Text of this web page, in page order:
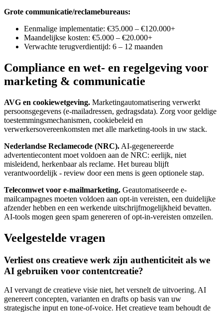
Grote communicatie/reclamebureaus:
Eenmalige implementatie: €35.000 – €120.000+
Maandelijkse kosten: €5.000 – €20.000+
Verwachte terugverdientijd: 6 – 12 maanden
Compliance en wet- en regelgeving voor
marketing & communicatie
AVG en cookiewetgeving. Marketingautomatisering verwerkt
persoonsgegevens (e-mailadressen, gedragsdata). Zorg voor geldige
toestemmingsmechanismen, cookiebeleid en
verwerkersovereenkomsten met alle marketing-tools in uw stack.
Nederlandse Reclamecode (NRC). AI-gegenereerde
advertentiecontent moet voldoen aan de NRC: eerlijk, niet
misleidend, herkenbaar als reclame. Het bureau blijft
verantwoordelijk - review door een mens is geen optionele stap.
Telecomwet voor e-mailmarketing. Geautomatiseerde e-
mailcampagnes moeten voldoen aan opt-in vereisten, een duidelijke
afzender hebben en een werkende uitschrijfmogelijkheid bevatten.
AI-tools mogen geen spam genereren of opt-in-vereisten omzeilen.
Veelgestelde vragen
Verliest ons creatieve werk zijn authenticiteit als we
AI gebruiken voor contentcreatie?
AI vervangt de creatieve visie niet, het versnelt de uitvoering. AI
genereert concepten, varianten en drafts op basis van uw
strategische input en tone-of-voice. Het creatieve team behoudt de